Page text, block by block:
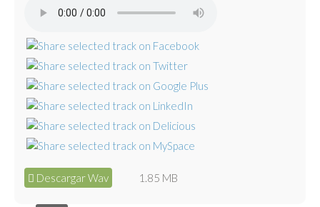
Descargar Wav 1.85 MB